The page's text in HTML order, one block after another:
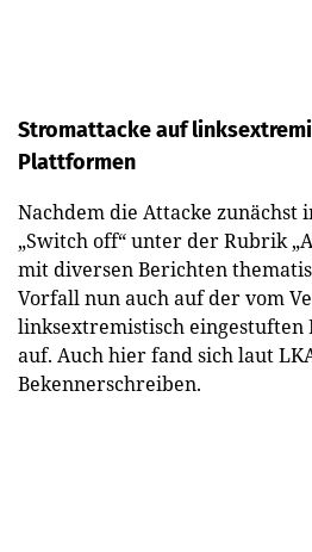
Stromattacke auf
Plattformen
Nachdem die Attacke zunächst
„Switch off“ unter der Rubrik
mit diversen Berichten
Vorfall nun auch auf der vom
linksextremistisch
auf. Auch hier fand sich laut
Bekennerschreiben.